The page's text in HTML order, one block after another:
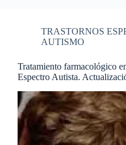
TRASTORNOS
AUTISMO
Tratamiento farmacológico
Espectro Autista.